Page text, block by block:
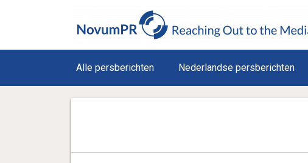
Alle persberichten Nederlandse persberichten